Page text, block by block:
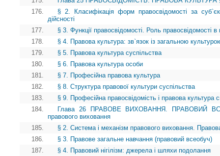
176.
§ 2. Класифікація форм правосвідомості за
дійсності
177.
§ 3. Функції правосвідомості. Роль правосвідомості в
178.
§ 4. Правова культура: зв`язок із загальною
179.
§ 5. Правова культура суспільства
180.
§ 6. Правова культура особи
181.
§ 7. Професійна правова культура
182.
§ 8. Структура правової культури суспільства
183.
§ 9. Професійна правосвідомість і правова культура
184.
Глава 26 ПРАВОВЕ ВИХОВАННЯ. ПРАВОВИЙ
правового виховання
185.
§ 2. Система і механізм правового виховання.
186.
§ 3. Правове загальне навчання (правовий всеобуч)
187.
§ 4. Правовий нігілізм: джерела і шляхи подолання